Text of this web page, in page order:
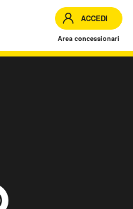
ACCEDI
Area concessionari